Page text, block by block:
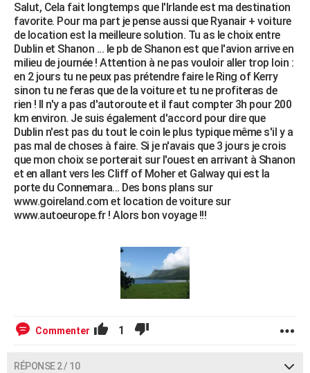
COPAINS D'AVANT
S'inscrire
Se connecter
Lycées
Collèges
Primaires
Universités
Entreprises
Service militaire
Avis de recherche
AVIS DE DÉCÈS
FORUM
Bricolage
Lifestyle
Culture
Sport
Auto
Television
Voyage
Cinema
Salut, Cela fait longtemps que l'Irlande est ma destination
favorite. Pour ma part je pense aussi que Ryanair + voiture
de location est la meilleure solution. Tu as le choix entre
Dublin et Shanon ... le pb de Shanon est que l'avion arrive en
milieu de journée ! Attention à ne pas vouloir aller trop loin :
en 2 jours tu ne peux pas prétendre faire le Ring of Kerry
sinon tu ne feras que de la voiture et tu ne profiteras de
rien ! Il n'y a pas d'autoroute et il faut compter 3h pour 200
km environ. Je suis également d'accord pour dire que
Dublin n'est pas du tout le coin le plus typique même s'il y a
pas mal de choses à faire. Si je n'avais que 3 jours je crois
que mon choix se porterait sur l'ouest en arrivant à Shanon
et en allant vers les Cliff of Moher et Galway qui est la
porte du Connemara... Des bons plans sur
www.goireland.com et location de voiture sur
www.autoeurope.fr ! Alors bon voyage !!!
Commenter 1
RÉPONSE 2 / 10